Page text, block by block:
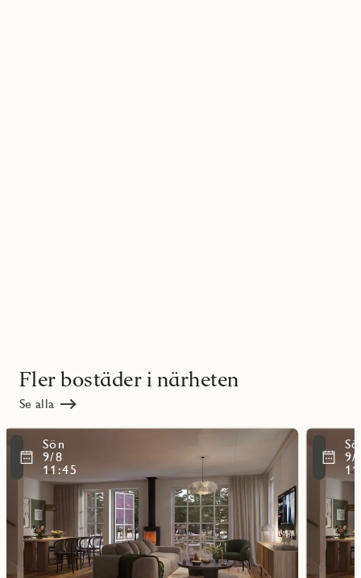
Fler bostäder i närheten
Se alla
Sön
9/8
11:45
Läs
mer
objekt
Lo19
9/
Läs
mer
objekt
Lo08